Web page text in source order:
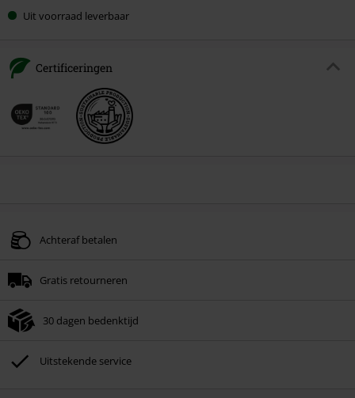
Uit voorraad leverbaar
Certificeringen
Achteraf betalen
Gratis retourneren
30 dagen bedenktijd
Uitstekende service